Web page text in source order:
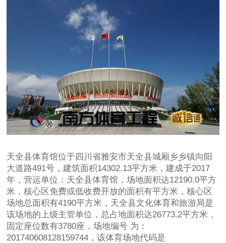
天全县体育馆位于四川省雅安市天全县城厢乡乡镇向阳
大道路491号，建筑面积14302.13平方米，建成于2017
年，营运单位：天全县体育馆，场地面积达12190.0平方
米，核心区免费或低收费开放的面积有平方米，核心区
场地总面积有4190平方米，天全县文化体育和旅游局是
该场地的上级主管单位，总占地面积达26773.2平方米，
固定座位数有3780座，场地编号 为：
201740608128159744，该体育场地代码是